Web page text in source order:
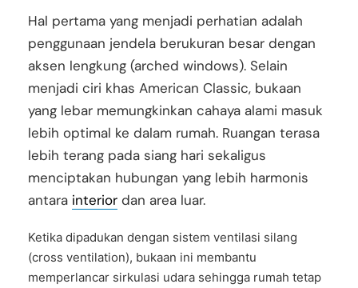
Hal pertama yang menjadi perhatian adalah
penggunaan jendela berukuran besar dengan
aksen lengkung (arched windows). Selain
menjadi ciri khas American Classic, bukaan
yang lebar memungkinkan cahaya alami masuk
lebih optimal ke dalam rumah. Ruangan terasa
lebih terang pada siang hari sekaligus
menciptakan hubungan yang lebih harmonis
antara interior dan area luar.
Ketika dipadukan dengan sistem ventilasi silang
(cross ventilation), bukaan ini membantu
memperlancar sirkulasi udara sehingga rumah tetap